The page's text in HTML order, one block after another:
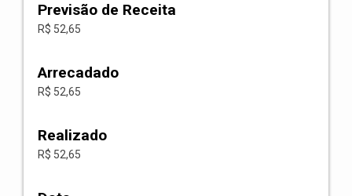
Previsão de Receita
R$ 52,65
Arrecadado
R$ 52,65
Realizado
R$ 52,65